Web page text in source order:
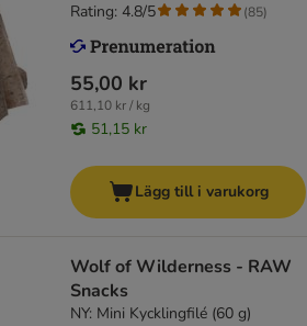
55,00 kr
611,10 kr / kg
51,15 kr
Rating: 4.8/5 (85)
Lägg till i varukorg
Wolf of Wilderness - RAW
Snacks
NY: Mini Kycklingfilé (60 g)